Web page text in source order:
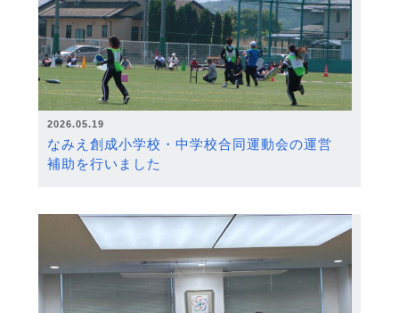
2026.05.19
なみえ創成小学校・中学校合同運動会の運営
補助を行いました